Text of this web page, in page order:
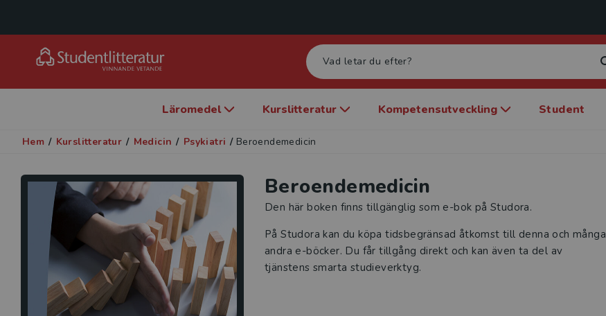
Läromedel Kurslitteratur Kompetensutveckling Student
Hem / Kurslitteratur / Medicin / Psykiatri / Beroendemedicin
Beroendemedicin
Den här boken finns tillgänglig som e-bok på Studora.
På Studora kan du köpa tidsbegränsad åtkomst till denna och många
andra e-böcker. Du får tillgång direkt och kan även ta del av
tjänstens smarta studieverktyg.